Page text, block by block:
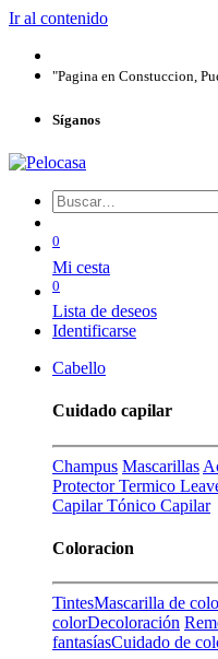
Ir al contenido
"Pagina en Constuccion,
Síganos
0
Mi cesta
0
Lista de deseos
Identificarse
Cabello
Cuidado capilar
Champus Mascarillas
Protector Termico
CapilarTónico Capilar
Coloracion
TintesMascarilla de
colorDecoloración
fantasíasCuidado de